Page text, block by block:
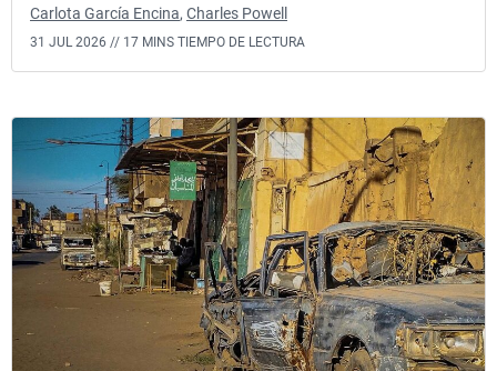
Carlota García Encina, Charles Powell
31 JUL 2026 // 17 MINS TIEMPO DE LECTURA